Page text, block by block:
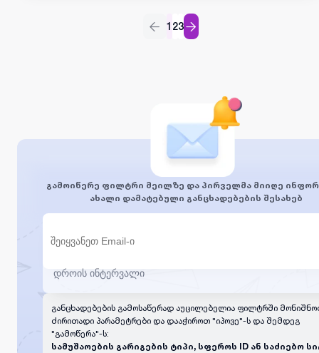
24 საათი; აზღაურება: 800 ლარი სტაჟირება
ანაზღაურებადი 1 კვირა სამსახურში აყვანის
შემთხვევაში დაინტერესებულ კანდიდატებს გთხოვთ,
1 23
გამოიწერე ფილტრი მეილზე და პირველმა მიიღე
ახალი დამატებული განცხადებების შესახებ
განცხადებების გამოსაწერად აუცილებელია ფილტრში
ძირითადი პარამეტრები და დააჭიროთ "იპოვე"-ს და შემდეგ
"გამოწერა"-ს:
სამუშაოების გარიგების ტიპი, სფეროს ID ან საძიებო